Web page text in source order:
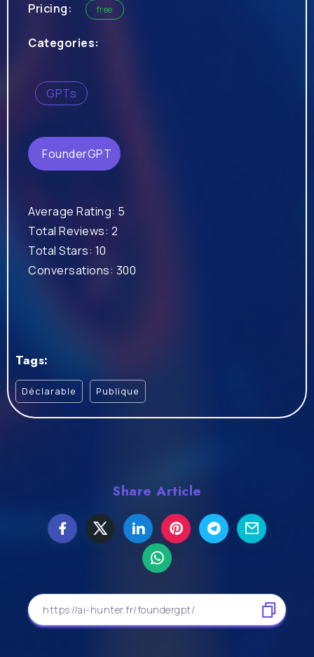
Pricing: free
Categories:
GPTs
FounderGPT
Average Rating: 5
Total Reviews: 2
Total Stars: 10
Conversations: 300
Tags:
Déclarable Publique
Share Article